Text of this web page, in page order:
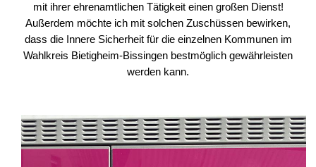
mit ihrer ehrenamtlichen Tätigkeit einen großen Dienst!
Außerdem möchte ich mit solchen Zuschüssen bewirken,
dass die Innere Sicherheit für die einzelnen Kommunen im
Wahlkreis Bietigheim-Bissingen bestmöglich gewährleisten
werden kann.